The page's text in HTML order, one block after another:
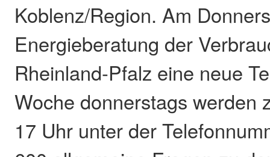
Koblenz/Region. Am
Energieberatung der
Rheinland-Pfalz eine neue
Woche donnerstags werden
17 Uhr unter der